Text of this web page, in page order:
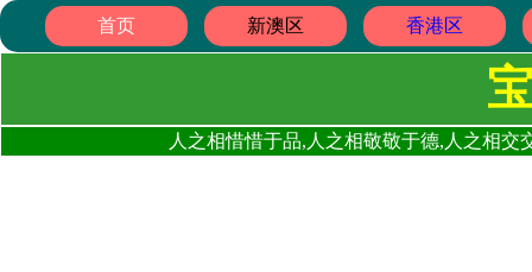
首页 新澳区 香港区
人之相惜惜于品,人之相敬敬于德,人之相